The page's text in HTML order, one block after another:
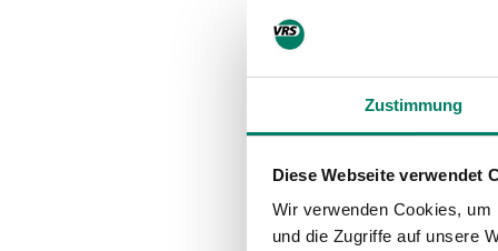
Zustimmung
Diese Webseite verwendet
Wir verwenden Cookies,
und die Zugriffe auf unsere